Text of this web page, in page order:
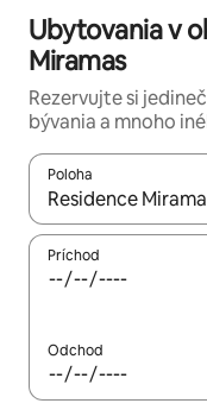
Ubytovania v
Miramas
Rezervujte si
bývania a mnoho
Poloha
Keď budú výsledky
Príchod
Odchod